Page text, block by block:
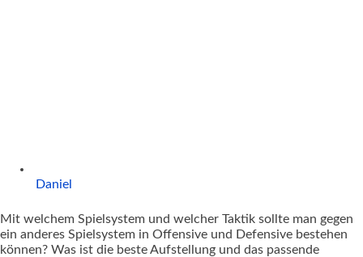
Daniel
Mit welchem Spielsystem und welcher Taktik sollte man gegen
ein anderes Spielsystem in Offensive und Defensive bestehen
können? Was ist die beste Aufstellung und das passende